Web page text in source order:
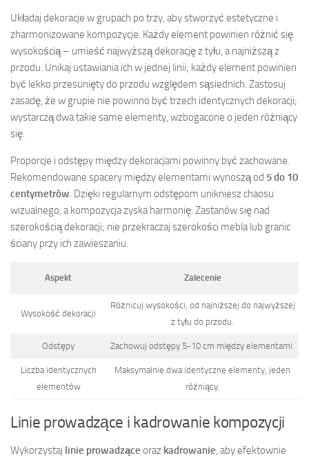
Układaj dekoracje w grupach po trzy, aby stworzyć estetyczne i
zharmonizowane kompozycje. Każdy element powinien różnić się
wysokością – umieść najwyższą dekorację z tyłu, a najniższą z
przodu. Unikaj ustawiania ich w jednej linii; każdy element powinien
być lekko przesunięty do przodu względem sąsiednich. Zastosuj
zasadę, że w grupie nie powinno być trzech identycznych dekoracji;
wystarczą dwa takie same elementy, wzbogacone o jeden różniący
się.
Proporcje i odstępy między dekoracjami powinny być zachowane.
Rekomendowane spacery między elementami wynoszą od 5 do 10
centymetrów . Dzięki regularnym odstępom unikniesz chaosu
wizualnego, a kompozycja zyska harmonię. Zastanów się nad
szerokością dekoracji; nie przekraczaj szerokości mebla lub granic
ściany przy ich zawieszaniu.
Aspekt Zalecenie
Wysokość dekoracji
Różnicuj wysokości, od najniższej do najwyższej
z tyłu do przodu.
Odstępy Zachowuj odstępy 5-10 cm między elementami.
Liczba identycznych
elementów
Maksymalnie dwa identyczne elementy, jeden
różniący.
Linie prowadzące i kadrowanie kompozycji
Wykorzystaj linie prowadzące oraz kadrowanie, aby efektownie